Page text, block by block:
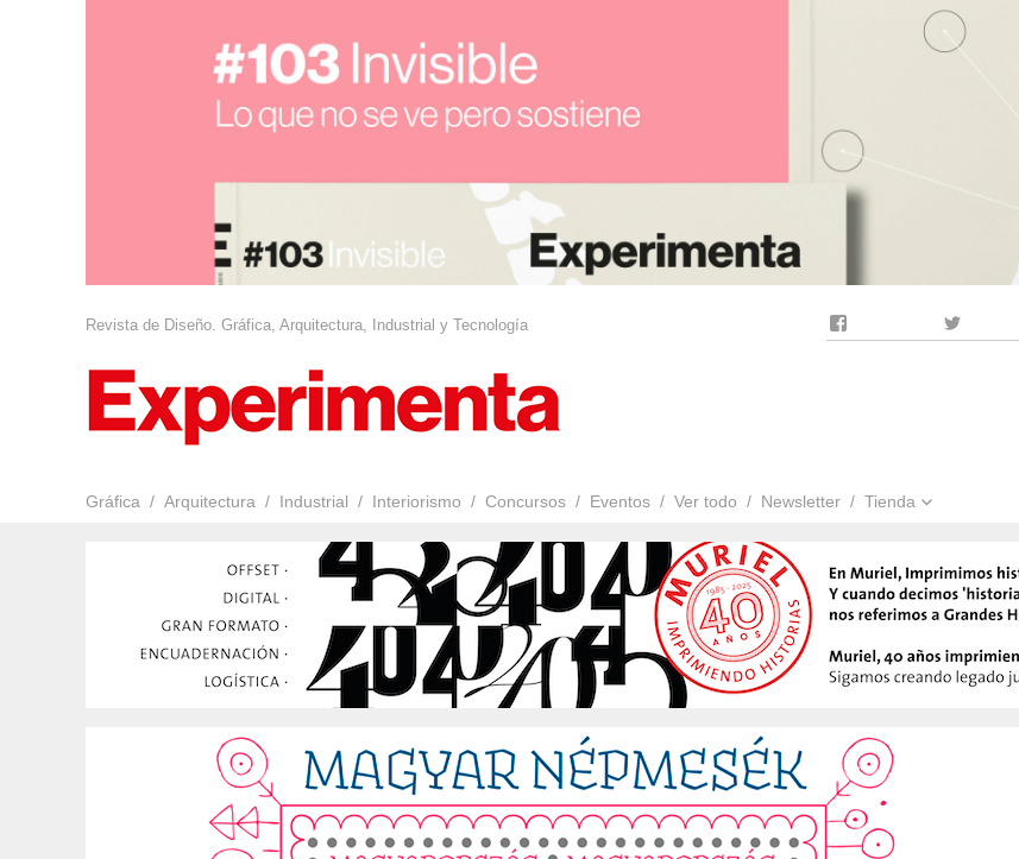
Revista de Diseño. Gráfica, Arquitectura, Industrial y Tecnología
Gráfica Arquitectura Industrial Interiorismo Concursos Eventos Ver todo Newsletter Tienda